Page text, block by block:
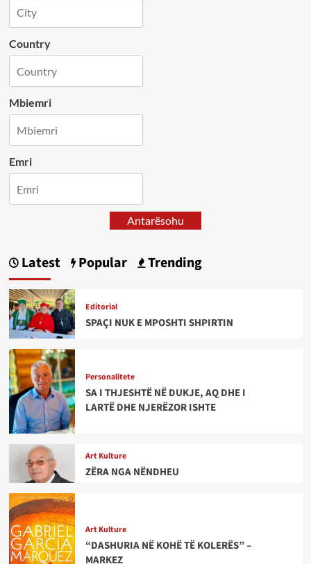
Country
Mbiemri
Emri
Antarësohu
Latest Popular Trending
Editorial
SPAÇI NUK E MPOSHTI SHPIRTIN
Personalitete
SA I THJESHTË NË DUKJE, AQ DHE I
LARTË DHE NJERËZOR ISHTE
Art Kulture
ZËRA NGA NËNDHEU
Art Kulture
“DASHURIA NË KOHË TË KOLERËS” –
MARKEZ